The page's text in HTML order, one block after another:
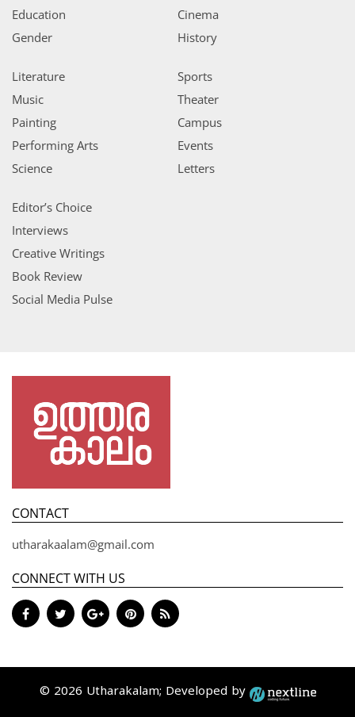
Education
Gender
Cinema
History
Literature
Music
Painting
Performing Arts
Science
Sports
Theater
Campus
Events
Letters
Editor’s Choice
Interviews
Creative Writings
Book Review
Social Media Pulse
CONTACT
utharakaalam@gmail.com
CONNECT WITH US
© 2026 Utharakalam; Developed by